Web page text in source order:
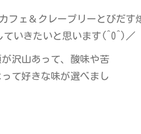
フェ＆クレープリーとびだす
いきたいと思います(^O^)／
沢山あって、酸味や苦
て好きな味が選べまし